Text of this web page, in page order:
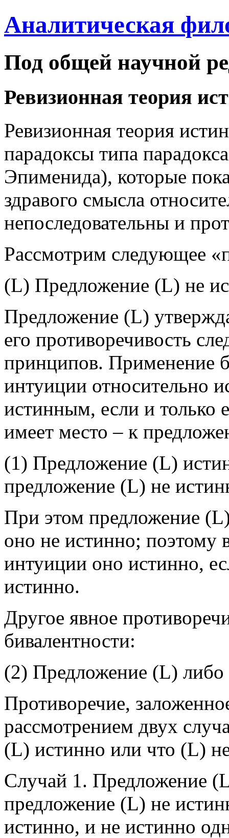
Аналитическая
Под общей научной
Ревизионная теория
Ревизионная теория
парадоксы типа
Эпименида), которые
здравого смысла
непоследовательны и
Рассмотрим следующее
(L) Предложение (L) не
Предложение (L)
его противоречивость
принципов. Применение
интуиции относительно
истинным, если и только
имеет место – к
(1) Предложение (L)
предложение (L) не
При этом предложение
оно не истинно; поэтому
интуиции оно истинно,
истинно.
Другое явное
бивалентности:
(2) Предложение (L) либо
Противоречие,
рассмотрением двух
(L) истинно или что (L)
Случай 1. Предложение
предложение (L) не
истинно, и не истинно